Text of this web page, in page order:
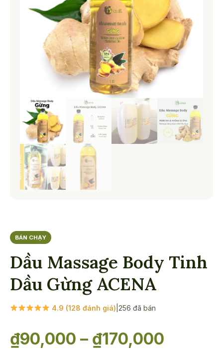
BÁN CHẠY
Dầu Massage Body Tinh
Dầu Gừng ACENA
4.9 (128 đánh giá) |256 đã bán
₫90,000 – ₫170,000